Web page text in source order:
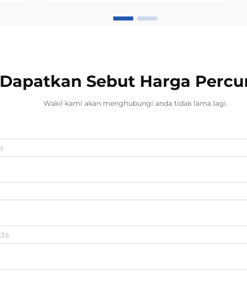
ini membantu orang...
Dapatkan Sebut Harga
Wakil kami akan menghubungi anda tidak lama lagi.